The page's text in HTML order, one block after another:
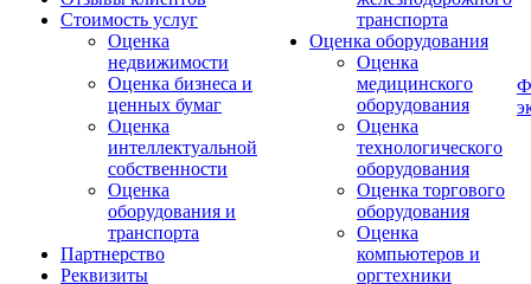
Стоимость услуг
Оценка
недвижимости
Оценка бизнеса и
ценных бумаг
Оценка
интеллектуальной
собственности
Оценка
оборудования и
транспорта
Партнерство
Реквизиты
транспорта
Оценка оборудования
Оценка
медицинского
оборудования
Оценка
технологического
оборудования
Оценка торгового
оборудования
Оценка
компьютеров и
оргтехники